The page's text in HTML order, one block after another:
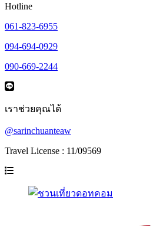
Hotline
061-823-6955
094-694-0929
090-669-2244
เราช่วยคุณได้
@sarinchuanteaw
Travel License : 11/09569